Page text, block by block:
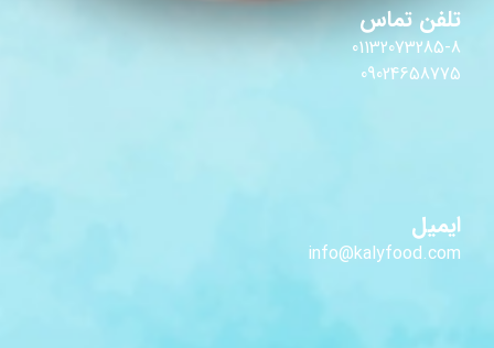
تلفن تماس
01132073285-8
09024658775
ایمیل
info@kalyfood.com